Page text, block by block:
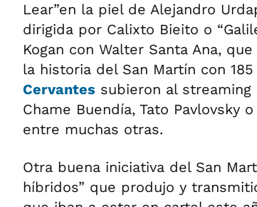
Lear”en la piel de Alejandro
dirigida por Calixto Bieito o
Kogan con Walter Santa Ana,
la historia del San Martín con
Cervantes subieron al
Chame Buendía, Tato Pavlovsky
entre muchas otras.
Otra buena iniciativa del San
híbridos” que produjo y